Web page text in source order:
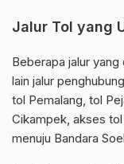
Jalur Tol yang
Beberapa jalur yang
lain jalur
tol Pemalang, tol
Cikampek, akses
menuju Bandara